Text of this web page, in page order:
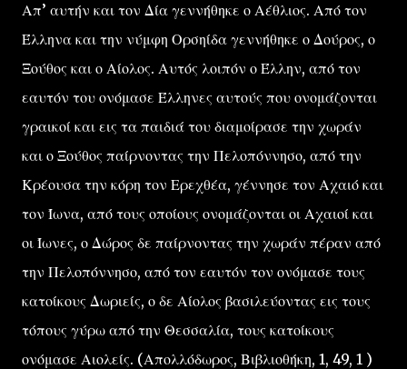
Απ’ αυτήν και τον Δία γεννήθηκε ο Αέθλιος. Από τον
Έλληνα και την νύμφη Ορσηίδα γεννήθηκε ο Δούρος, ο
Ξούθος και ο Αίολος. Αυτός λοιπόν ο Έλλην, από τον
εαυτόν του ονόμασε Έλληνες αυτούς που ονομάζονται
γραικοί και εις τα παιδιά του διαμοίρασε την χωράν
και ο Ξούθος παίρνοντας την Πελοπόννησο, από την
Κρέουσα την κόρη τον Ερεχθέα, γέννησε τον Αχαιό και
τον Ίωνα, από τους οποίους ονομάζονται οι Αχαιοί και
οι Ίωνες, ο Δώρος δε παίρνοντας την χωράν πέραν από
την Πελοπόννησο, από τον εαυτόν τον ονόμασε τους
κατοίκους Δωριείς, ο δε Αίολος βασιλεύοντας εις τους
τόπους γύρω από την Θεσσαλία, τους κατοίκους
ονόμασε Αιολείς. (Απολλόδωρος, Βιβλιοθήκη, 1, 49, 1 )